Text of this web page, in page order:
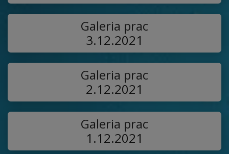
Galeria prac
3.12.2021
Galeria prac
2.12.2021
Galeria prac
1.12.2021